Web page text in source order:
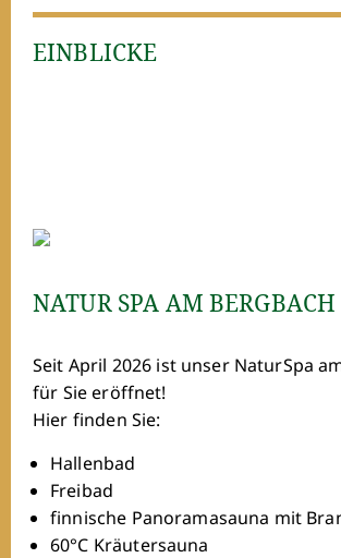
EINBLICKE
NATUR SPA AM BERGBACH
Seit April 2026 ist unser NaturSpa
für Sie eröffnet!
Hier finden Sie:
Hallenbad
Freibad
finnische Panoramasauna mit
60°C Kräutersauna